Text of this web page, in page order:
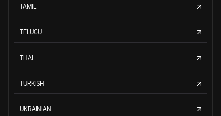
TAMIL
TELUGU
THAI
TURKISH
UKRAINIAN